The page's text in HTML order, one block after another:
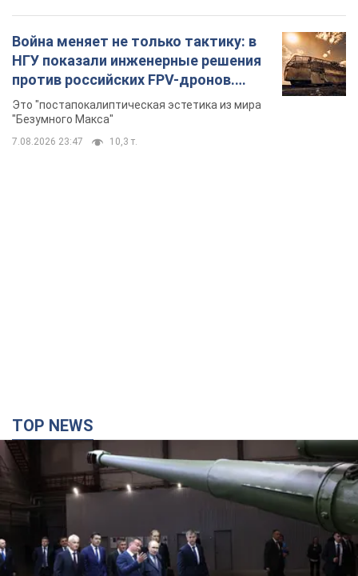
Война меняет не только тактику: в
НГУ показали инженерные решения
против российских FPV-дронов.
Фото
Это "постапокалиптическая эстетика из мира
"Безумного Макса"
7.08.2026 23:47 10,3 т.
TOP NEWS